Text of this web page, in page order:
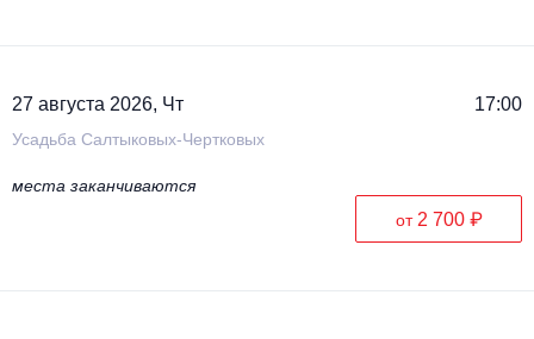
27 августа 2026, Чт 17:00
Усадьба Салтыковых-Чертковых
места заканчиваются
от 2 700 ₽